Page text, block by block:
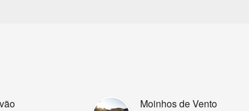
Moinhos de Vento